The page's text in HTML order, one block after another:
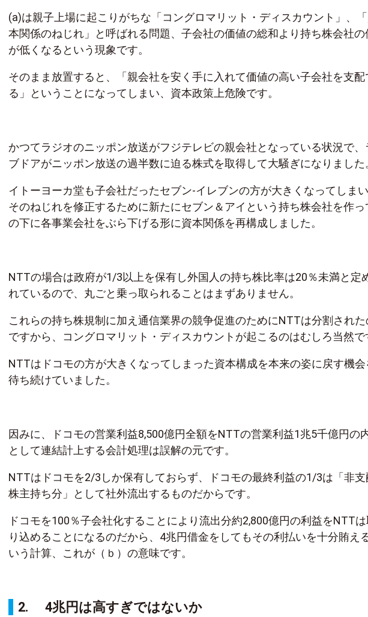
(a)は親子上場に起こりがちな「コングロマリット・ディスカウント」、
本関係のねじれ」と呼ばれる問題、子会社の価値の総和より持ち株会社の
が低くなるという現象です。
そのまま放置すると、「親会社を安く手に入れて価値の高い子会社を支配
る」ということになってしまい、資本政策上危険です。
かつてラジオのニッポン放送がフジテレビの親会社となっている状況で、
ブドアがニッポン放送の過半数に迫る株式を取得して大騒ぎになりました
イトーヨーカ堂も子会社だったセブン-イレブンの方が大きくなってしま
そのねじれを修正するために新たにセブン＆アイという持ち株会社を作っ
の下に各事業会社をぶら下げる形に資本関係を再構成しました。
NTTの場合は政府が1/3以上を保有し外国人の持ち株比率は20％未満と定
れているので、丸ごと乗っ取られることはまずありません。
これらの持ち株規制に加え通信業界の競争促進のためにNTTは分割された
ですから、コングロマリット・ディスカウントが起こるのはむしろ当然で
NTTはドコモの方が大きくなってしまった資本構成を本来の姿に戻す機会
待ち続けていました。
因みに、ドコモの営業利益8,500億円全額をNTTの営業利益1兆5千億円の
として連結計上する会計処理は誤解の元です。
NTTはドコモを2/3しか保有しておらず、ドコモの最終利益の1/3は「非支
株主持ち分」として社外流出するものだからです。
ドコモを100％子会社化することにより流出分約2,800億円の利益をNTT
り込めることになるのだから、4兆円借金をしてもその利払いを十分賄え
いう計算、これが（ｂ）の意味です。
2. 4兆円は高すぎではないか